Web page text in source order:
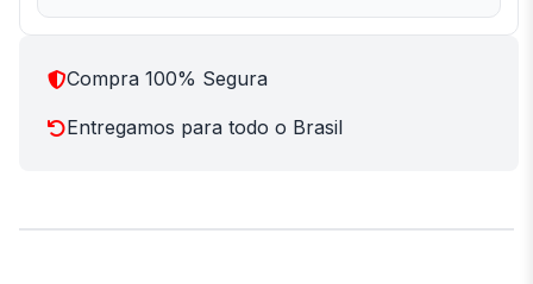
Compra 100% Segura
Entregamos para todo o Brasil